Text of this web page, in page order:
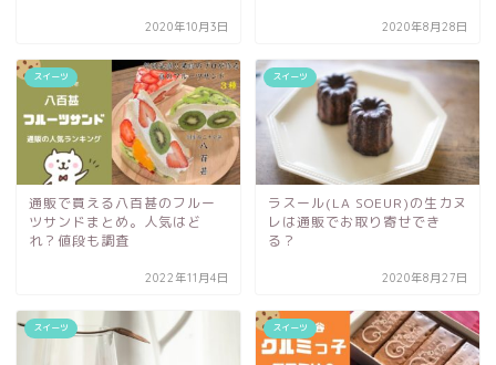
2020年10月3日 2020年8月28日
スイーツ
通販で買える八百甚のフルー
ツサンドまとめ。人気はど
れ？値段も調査
2022年11月4日
スイーツ
ラスール(LA SOEUR)の生カヌ
レは通販でお取り寄せでき
る？
2020年8月27日
スイーツ スイーツ